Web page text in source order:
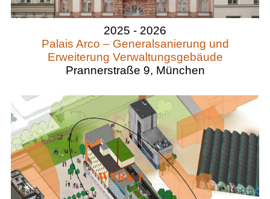
2025 - 2026
Palais Arco – Generalsanierung und
Erweiterung Verwaltungsgebäude
Prannerstraße 9, München